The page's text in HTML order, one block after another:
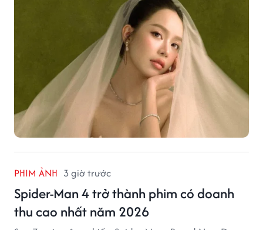
PHIM ẢNH 3 giờ trước
Spider-Man 4 trở thành phim có doanh
thu cao nhất năm 2026